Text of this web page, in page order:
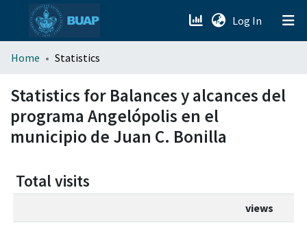
Log In (current)
menu.section.about_menu
All of DSpace
Home Statistics
Statistics for Balances y alcances del
programa Angelópolis en el
municipio de Juan C. Bonilla
Total visits
views